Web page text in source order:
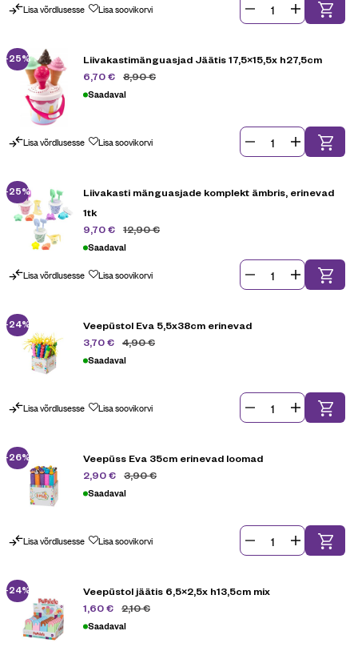
Lisa võrdlusesse Lisa soovikorvi
-25%
Liivakastimänguasjad Jäätis 17,5×15,5x h27,5cm
8,90€
6,70€
Saadaval
Lisa võrdlusesse Lisa soovikorvi
-25%
Liivakasti mänguasjade komplekt ämbris, erinevad
1tk
12,90€
9,70€
Saadaval
Lisa võrdlusesse Lisa soovikorvi
-24%
Veepüstol Eva 5,5x38cm erinevad
4,90€
3,70€
Saadaval
Lisa võrdlusesse Lisa soovikorvi
-26%
Veepüss Eva 35cm erinevad loomad
3,90€
2,90€
Saadaval
Lisa võrdlusesse Lisa soovikorvi
-24%
Veepüstol jäätis 6,5×2,5x h13,5cm mix
2,10€
1,60€
Saadaval